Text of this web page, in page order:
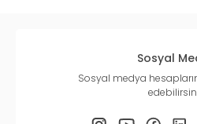
Sosyal
Sosyal medya